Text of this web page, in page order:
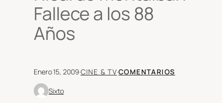
Fallece a los 88
Años
Enero 15, 2009·CINE & TV·COMENTARIOS
Sixto